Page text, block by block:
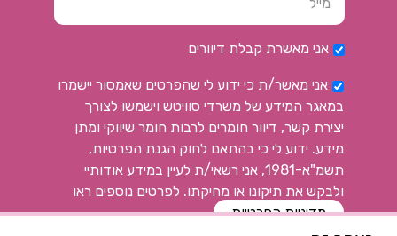
אני מאשרת קבלת דיוורים
אני מאשר/ת כי ידוע לי שהפרטים שאמסור יישמרו
במאגר המידע של משרדי סוויטש וישמשו לצורך
יצירת קשר, דיוור חומרים לרבות חומר שיווקי ומתן
מידע. ידוע לי כי בהתאם לחוק הגנת הפרטיות,
תשמ"א-1981, אני רשאי/ת לעיין במידע אודותיי
ולבקש את תיקונו או מחיקתו. לפרטים נוספים ראו
מדיניות הפרטיות